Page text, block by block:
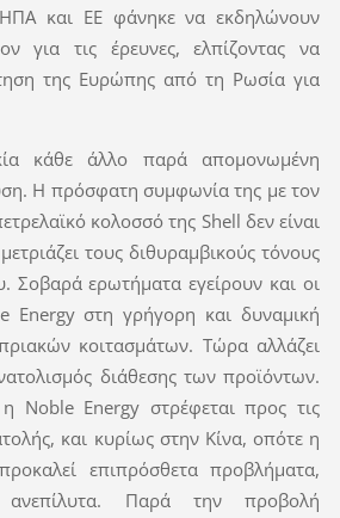
και ΕΕ φάνηκε να εκδηλώνουν
για τις έρευνες, ελπίζοντας να
της Ευρώπης από τη Ρωσία για
κάθε άλλο παρά απομονωμένη
Η πρόσφατη συμφωνία της με τον
κολοσσό της Shell δεν είναι
τους διθυραμβικούς τόνους
Σοβαρά ερωτήματα εγείρουν και οι
Energy στη γρήγορη και δυναμική
κοιτασμάτων. Τώρα αλλάζει
διάθεσης των προϊόντων.
Noble Energy στρέφεται προς τις
και κυρίως στην Κίνα, οπότε η
επιπρόσθετα προβλήματα,
ανεπίλυτα. Παρά την προβολή